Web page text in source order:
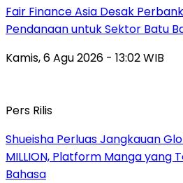
Fair Finance Asia Desak
Pendanaan untuk Sektor Batu
Kamis, 6 Agu 2026 - 13:02 WIB
Pers Rilis
Shueisha Perluas Jangkauan
MILLION, Platform Manga yang
Bahasa